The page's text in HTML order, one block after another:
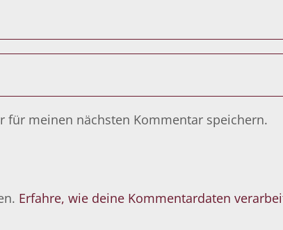
für meinen nächsten Kommentar speichern.
Erfahre, wie deine Kommentardaten